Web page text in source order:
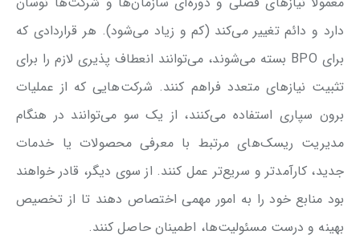
دارد و دائم تغییر می‌کند (کم و زیاد می‌شود). هر قراردادی که
برای BPO بسته می‌شوند، می‌توانند انعطاف پذیری لازم را برای
تثبیت نیازهای متعدد فراهم کنند. شرکت‌هایی که از عملیات
برون سپاری استفاده می‌کنند، از یک سو می‌توانند در هنگام
مدیریت ریسک‌های مرتبط با معرفی محصولات یا خدمات
جدید، کارآمدتر و سریع‌تر عمل کنند. از سوی دیگر، قادر خواهند
بود منابع خود را به امور مهمی اختصاص دهند تا از تخصیص
بهینه و درست مسئولیت‌ها، اطمینان حاصل کنند.